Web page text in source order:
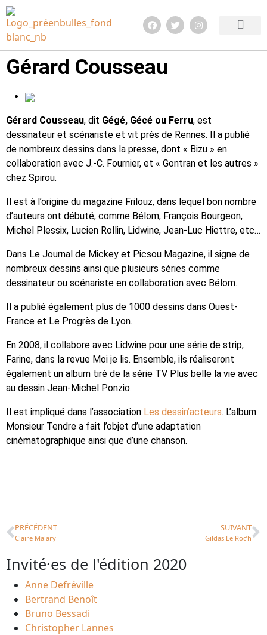
Gérard Cousseau
Gérard Cousseau, dit Gégé, Gécé ou Ferru, est
dessinateur et scénariste et vit près de Rennes. Il a publié
de nombreux dessins dans la presse, dont « Bizu » en
collaboration avec J.-C. Fournier, et « Gontran et les autres »
chez Spirou.
Il est à l’origine du magazine Frilouz, dans lequel bon nombre
d’auteurs ont débuté, comme Bélom, François Bourgeon,
Michel Plessix, Lucien Rollin, Lidwine, Jean-Luc Hiettre, etc…
Dans Le Journal de Mickey et Picsou Magazine, il signe de
nombreux dessins ainsi que plusieurs séries comme
dessinateur ou scénariste en collaboration avec Bélom.
Il a publié également plus de 1000 dessins dans Ouest-
France et Le Progrès de Lyon.
En 2008, il collabore avec Lidwine pour une série de strip,
Farine, dans la revue Moi je lis. Ensemble, ils réaliseront
également un album tiré de la série TV Plus belle la vie avec
au dessin Jean-Michel Ponzio.
Il est impliqué dans l’association Les dessin’acteurs. L’album
Monsieur Tendre a fait l’objet d’une adaptation
cinématographique ainsi que d’une chanson.
PRÉCÉDENT
Claire Malary
SUIVANT
Gildas Le Roc’h
Invité·es de l'édition 2020
Anne Defréville
Bertrand Benoît
Bruno Bessadi
Christopher Lannes